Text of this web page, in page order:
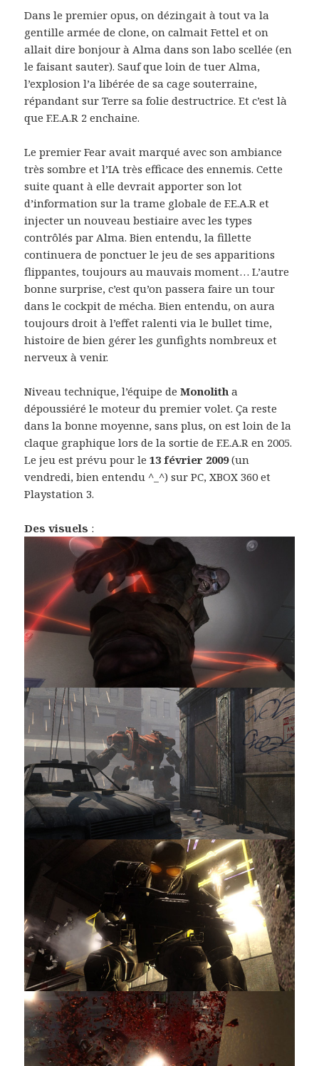
Dans le premier opus, on dézingait à tout va la
gentille armée de clone, on calmait Fettel et on
allait dire bonjour à Alma dans son labo scellée (en
le faisant sauter). Sauf que loin de tuer Alma,
l’explosion l’a libérée de sa cage souterraine,
répandant sur Terre sa folie destructrice. Et c’est là
que F.E.A.R 2 enchaine.
Le premier Fear avait marqué avec son ambiance
très sombre et l’IA très efficace des ennemis. Cette
suite quant à elle devrait apporter son lot
d’information sur la trame globale de F.E.A.R et
injecter un nouveau bestiaire avec les types
contrôlés par Alma. Bien entendu, la fillette
continuera de ponctuer le jeu de ses apparitions
flippantes, toujours au mauvais moment… L’autre
bonne surprise, c’est qu’on passera faire un tour
dans le cockpit de mécha. Bien entendu, on aura
toujours droit à l’effet ralenti via le bullet time,
histoire de bien gérer les gunfights nombreux et
nerveux à venir.
Niveau technique, l’équipe deMonolith a
dépoussiéré le moteur du premier volet. Ça reste
dans la bonne moyenne, sans plus, on est loin de la
claque graphique lors de la sortie de F.E.A.R en 2005.
Le jeu est prévu pour le13 février 2009(un
vendredi, bien entendu ^_^) sur PC, XBOX 360 et
Playstation 3.
Des visuels :